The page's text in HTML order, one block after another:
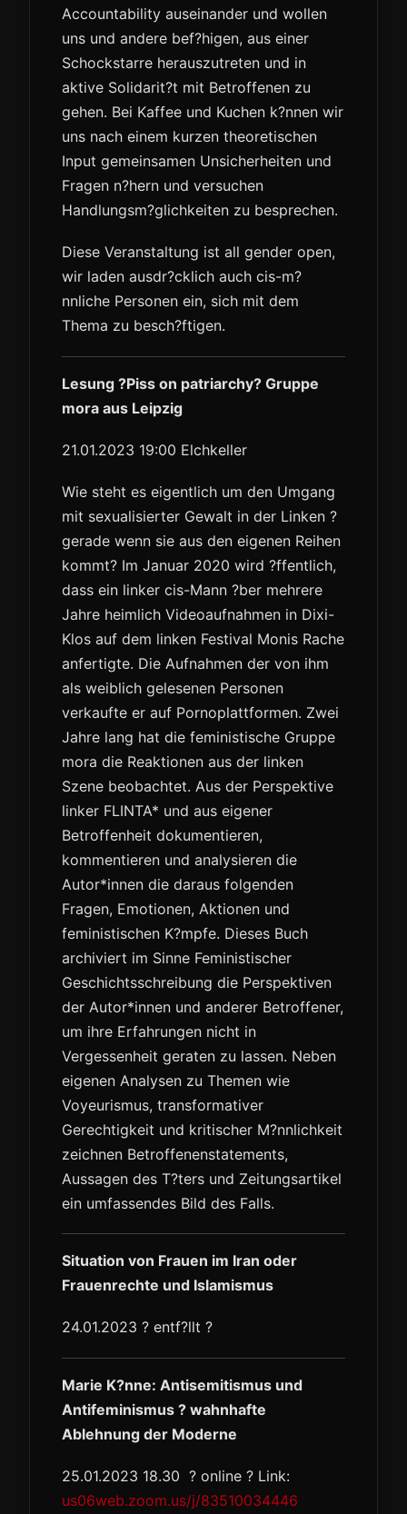
Accountability auseinander und wollen
uns und andere bef?higen, aus einer
Schockstarre herauszutreten und in
aktive Solidarit?t mit Betroffenen zu
gehen. Bei Kaffee und Kuchen k?nnen wir
uns nach einem kurzen theoretischen
Input gemeinsamen Unsicherheiten und
Fragen n?hern und versuchen
Handlungsm?glichkeiten zu besprechen.
Diese Veranstaltung ist all gender open,
wir laden ausdr?cklich auch cis-m?
nnliche Personen ein, sich mit dem
Thema zu besch?ftigen.
Lesung ?Piss on patriarchy? Gruppe
mora aus Leipzig
21.01.2023 19:00 Elchkeller
Wie steht es eigentlich um den Umgang
mit sexualisierter Gewalt in der Linken ?
gerade wenn sie aus den eigenen Reihen
kommt? Im Januar 2020 wird ?ffentlich,
dass ein linker cis-Mann ?ber mehrere
Jahre heimlich Videoaufnahmen in Dixi-
Klos auf dem linken Festival Monis Rache
anfertigte. Die Aufnahmen der von ihm
als weiblich gelesenen Personen
verkaufte er auf Pornoplattformen. Zwei
Jahre lang hat die feministische Gruppe
mora die Reaktionen aus der linken
Szene beobachtet. Aus der Perspektive
linker FLINTA* und aus eigener
Betroffenheit dokumentieren,
kommentieren und analysieren die
Autor*innen die daraus folgenden
Fragen, Emotionen, Aktionen und
feministischen K?mpfe. Dieses Buch
archiviert im Sinne Feministischer
Geschichtsschreibung die Perspektiven
der Autor*innen und anderer Betroffener,
um ihre Erfahrungen nicht in
Vergessenheit geraten zu lassen. Neben
eigenen Analysen zu Themen wie
Voyeurismus, transformativer
Gerechtigkeit und kritischer M?nnlichkeit
zeichnen Betroffenenstatements,
Aussagen des T?ters und Zeitungsartikel
ein umfassendes Bild des Falls.
Situation von Frauen im Iran oder
Frauenrechte und Islamismus
24.01.2023 ? entf?llt ?
Marie K?nne: Antisemitismus und
Antifeminismus ? wahnhafte
Ablehnung der Moderne
25.01.2023 18.30 ? online ? Link:
us06web.zoom.us/j/83510034446